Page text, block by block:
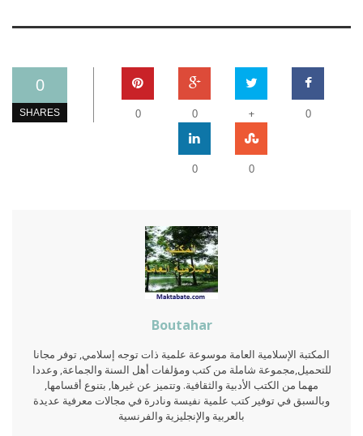
0
SHARES 0
+
0
0
0
0
Boutahar
المكتبة الإسلامية العامة موسوعة علمية ذات توجه إسلامي, توفر مجانا
للتحميل,مجموعة شاملة من كتب ومؤلفات أهل السنة والجماعة, وعددا
مهما من الكتب الأدبية والثقافية. وتتميز عن غيرها, بتنوع أقسامها,
وبالسبق في توفير كتب علمية نفيسة ونادرة في مجالات معرفية عديدة
بالعربية والإنجليزية والفرنسية